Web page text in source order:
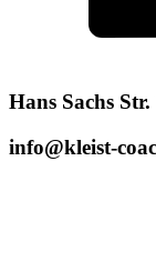
Hans Sachs
info@kleist-